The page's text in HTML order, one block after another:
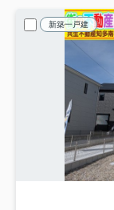
新築一戸建